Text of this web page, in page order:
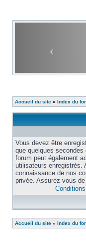
Accueil du site » Index du
Vous devez être
que quelques secondes
forum peut également
utilisateurs enregistrés.
connaissance de nos
privée. Assurez-vous
Accueil du site » Index du